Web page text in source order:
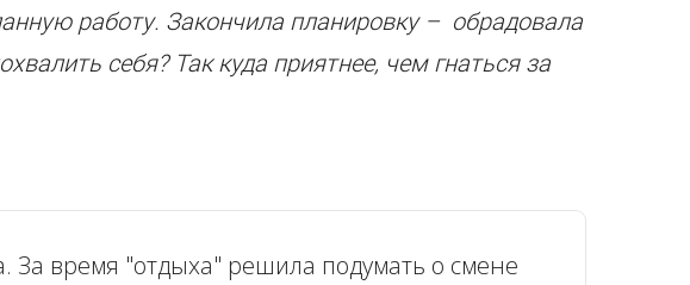
работу. Закончила планировку – обрадовала
себя? Так куда приятнее, чем гнаться за
За время "отдыха" решила подумать о смене